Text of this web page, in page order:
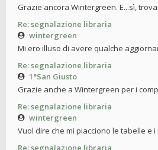
Grazie ancora Wintergreen. E...sì,
Re: segnalazione libraria
wintergreen
Mi ero illuso di avere qualche
Re: segnalazione libraria
1°San Giusto
Grazie anche a Wintergreen per i
Re: segnalazione libraria
wintergreen
Vuol dire che mi piacciono le tabelle e
Re: segnalazione libraria